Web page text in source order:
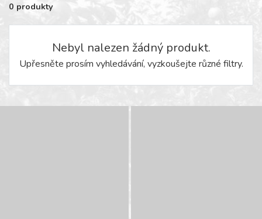
0 produkty
Nebyl nalezen žádný produkt.
Upřesněte prosím vyhledávání, vyzkoušejte různé filtry.